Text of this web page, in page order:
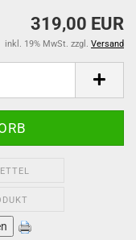
319,00 EUR
inkl. 19% MwSt. zzgl. Versand